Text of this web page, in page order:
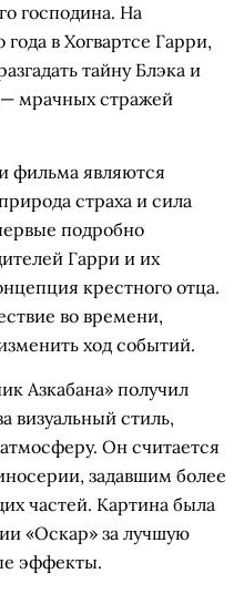
господина. На
в Хогвартсе Гарри,
тайну Блэка и
— мрачных стражей
фильма являются
страха и сила
подробно
Гарри и их
крестного отца.
во времени,
ход событий.
Азкабана» получил
визуальный стиль,
Он считается
задавшим более
частей. Картина была
«Оскар» за лучшую
эффекты.